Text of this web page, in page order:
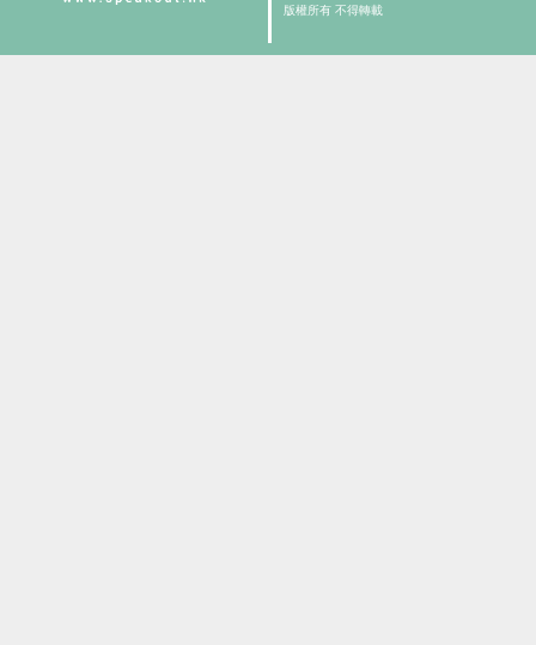
版權所有 不得轉載